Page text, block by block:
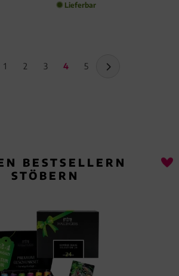
Lieferbar
1 2 3 4 5
BESTSELLERN
STÖBERN